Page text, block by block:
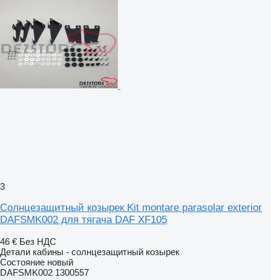
3
Солнцезащитный козырек Kit montare parasolar exterior
DAFSMK002 для тягача DAF XF105
46 € Без НДС
Детали кабины - солнцезащитный козырек
Состояние новый
DAFSMK002 1300557